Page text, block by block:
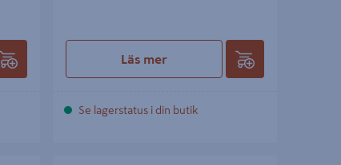
Läs mer
Se lagerstatus i din butik